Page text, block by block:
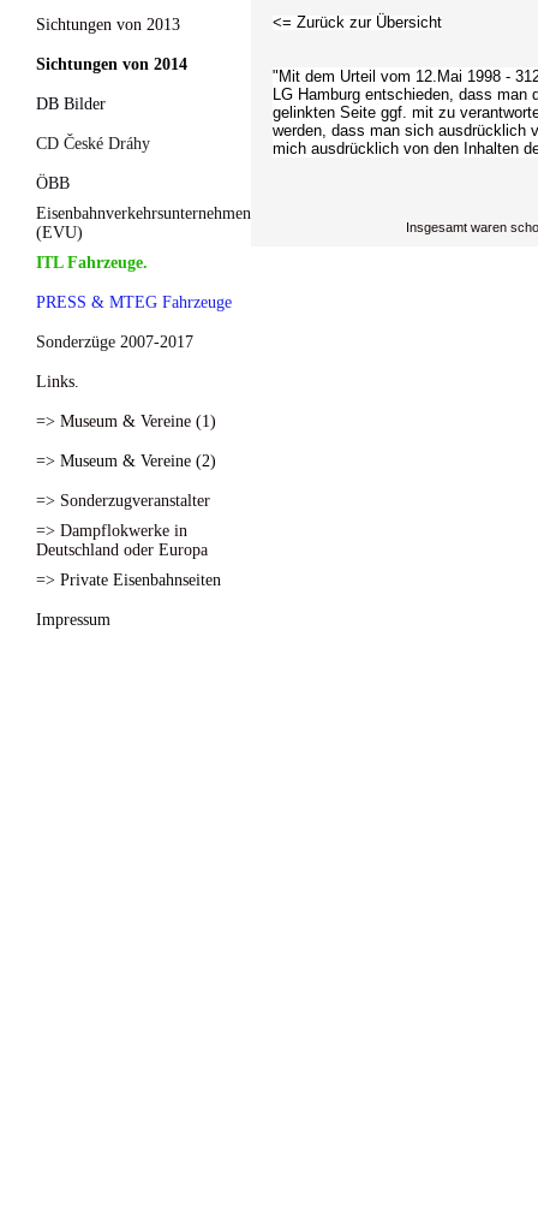
Sichtungen von 2013
Sichtungen von 2014
DB Bilder
CD České Dráhy
ÖBB
Eisenbahnverkehrsunternehmen
(EVU)
ITL Fahrzeuge.
PRESS & MTEG Fahrzeuge
Sonderzüge 2007-2017
Links.
=> Museum & Vereine (1)
=> Museum & Vereine (2)
=> Sonderzugveranstalter
=> Dampflokwerke in
Deutschland oder Europa
=> Private Eisenbahnseiten
Impressum
<= Zurück zur Übersicht
"Mit dem Urteil vom 12.Mai 1998 -
LG Hamburg entschieden, dass
gelinkten Seite ggf. mit zu
werden, dass man sich ausdrücklich
mich ausdrücklich von den Inhalten
Insgesamt waren